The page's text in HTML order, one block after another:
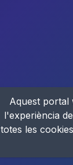
Aquest portal
l'experiència
totes les